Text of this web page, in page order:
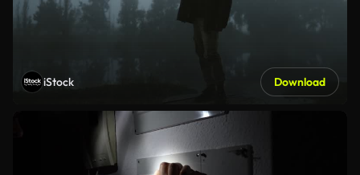
iStock Download